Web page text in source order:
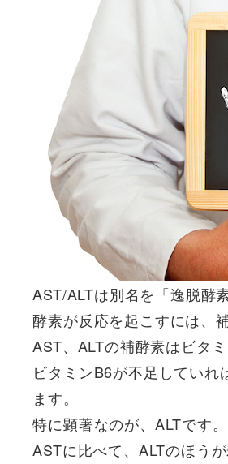
AST/ALTは別名を「逸脱酵
酵素が反応を起こすには、
AST、ALTの補酵素はビタミ
ビタミンB6が不足してい
ます。
特に顕著なのが、ALTです。
ASTに比べて、ALTのほう